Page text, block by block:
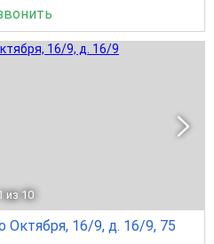
из 10
Октября, 16/9, д. 16/9, 75